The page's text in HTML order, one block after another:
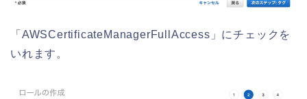
「AWSCertificateManagerFullAccess」にチェックを
いれます。